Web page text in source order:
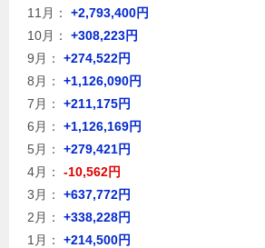
11月：
+2,793,400円
10月：
+308,223円
9月：
+274,522円
8月：
+1,126,090円
7月：
+211,175円
6月：
+1,126,169円
5月：
+279,421円
4月：
-10,562円
3月：
+637,772円
2月：
+338,228円
1月：
+214,500円